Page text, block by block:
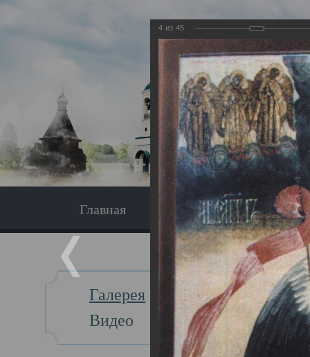
Главная Экскурсия
Галерея
Видео
Главная
4 из 45